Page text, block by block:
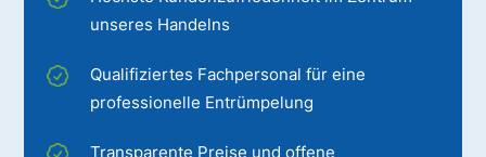
unseres Handelns
Qualifiziertes Fachpersonal für eine
professionelle Entrümpelung
Transparente Preise und offene